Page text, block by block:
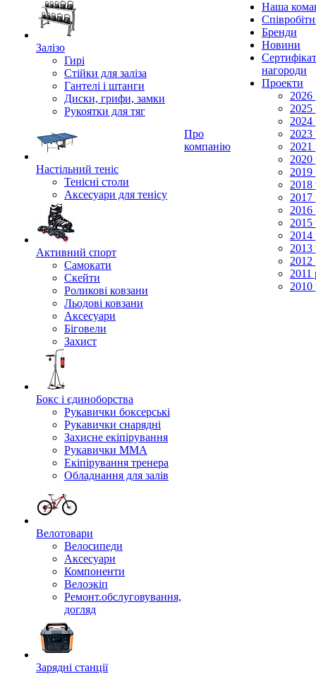
Залізо
Гирі
Стійки для заліза
Гантелі і штанги
Диски, грифи, замки
Рукоятки для тяг
Настільний теніс
Тенісні столи
Аксесуари для тенісу
Активний спорт
Самокати
Скейти
Роликові ковзани
Льодові ковзани
Аксесуари
Біговели
Захист
Бокс і єдиноборства
Рукавички боксерські
Рукавички снарядні
Захисне екіпірування
Рукавички ММА
Екіпірування тренера
Обладнання для залів
Велотовари
Велосипеди
Аксесуари
Компоненти
Велоэкіп
Ремонт.обслуговування,
догляд
Зарядні станції
Про
компанію
Наша
Бренди
Новини
нагороди
Проекти
2026
2025
2024
2023
2021
2020
2019
2018
2017
2016
2015
2014
2013
2012
2011
2010